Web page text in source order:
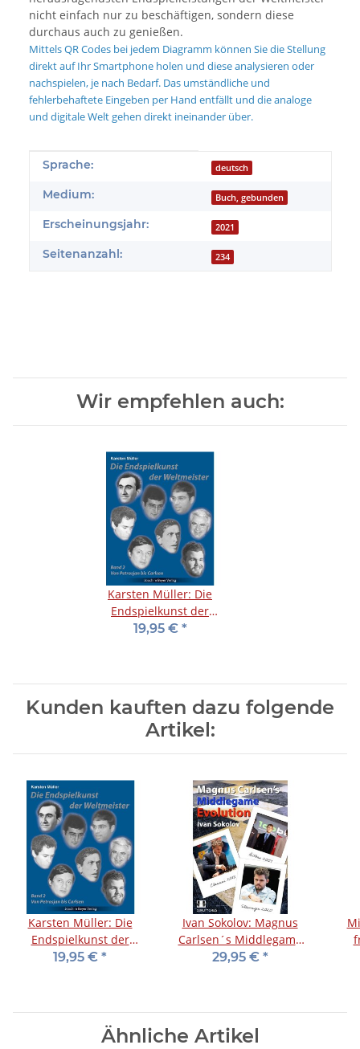
nicht einfach nur zu beschäftigen, sondern diese
durchaus auch zu genießen.
MittelsQR Codes bei jedem Diagramm können Sie die Stellung
direkt auf Ihr Smartphone holen und diese analysieren oder
nachspielen, je nach Bedarf. Das umständliche und
fehlerbehaftete Eingeben per Hand entfällt und die analoge
und digitale Welt gehen direkt ineinander über.
Produkteigenschaft
Wert
Sprache: deutsch
Medium: Buch, gebunden
Erscheinungsjahr: 2021
Seitenanzahl: 234
Wir empfehlen auch:
Karsten Müller: Die
Endspielkunst der
Weltmeister - Band 2
19,95 € *
Kunden kauften dazu folgende
Artikel:
Karsten Müller: Die
Endspielkunst der
Weltmeister - Band 2
19,95 € *
Ivan Sokolov: Magnus
Carlsen´s Middlegame
Evolution
29,95 € *
Ähnliche Artikel